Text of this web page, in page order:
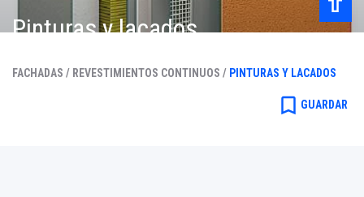
Pinturas y lacados
FACHADAS / REVESTIMIENTOS CONTINUOS / PINTURAS Y LACADOS
bookmark_border GUARDAR